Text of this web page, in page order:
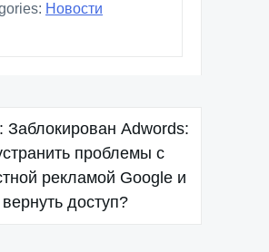
Новости
Заблокирован Adwords:
проблемы с
рекламой Google и
вернуть доступ?